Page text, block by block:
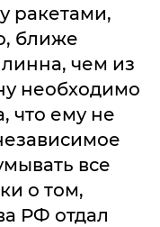
ракетами,
ближе
чем из
необходимо
что ему не
все
о том,
РФ отдал